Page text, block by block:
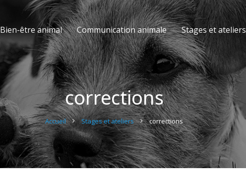
Bien-être animal Communication animale Stages et ateliers
corrections
Accueil Stages et ateliers corrections